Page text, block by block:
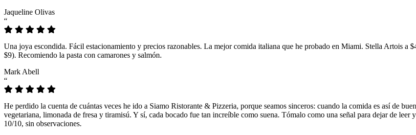
Jaqueline Olivas
“
Una joya escondida. Fácil estacionamiento y precios razonables. La mejor comida italiana que he probado en Miami. Stella Artois a
$9). Recomiendo la pasta con camarones y salmón.
Mark Abell
“
He perdido la cuenta de cuántas veces he ido a Siamo Ristorante & Pizzeria, porque seamos sinceros: cuando la comida es así de
vegetariana, limonada de fresa y tiramisú. Y sí, cada bocado fue tan increíble como suena. Tómalo como una señal para dejar de
10/10, sin observaciones.